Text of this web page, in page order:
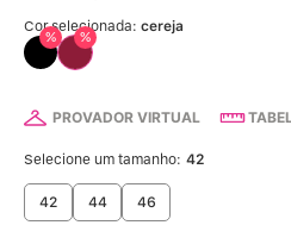
Cor selecionada: cereja
% %
PROVADOR VIRTUAL
Selecione um tamanho: 42
42 44 46
5º Calcinha Algodão
º Multifuncional